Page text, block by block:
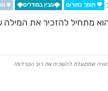
💖 תומך בפורום 🌩️מבין במודלים🌩️ ❄️
מתחיל להזכיר את המילה
חוויה שמסוגלת להשכיח את רוב הטרדות!